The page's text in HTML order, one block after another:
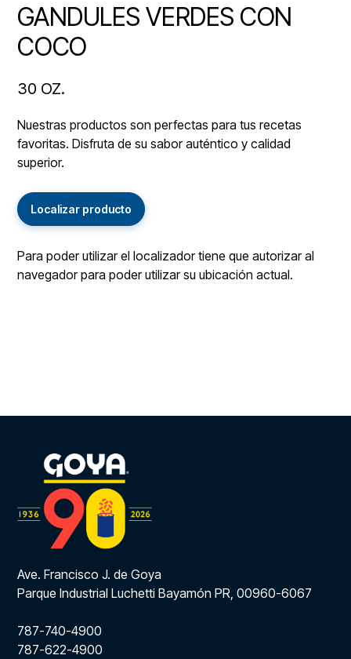
GANDULES VERDES CON
COCO
30 OZ.
Nuestras productos son perfectas para tus recetas
favoritas. Disfruta de su sabor auténtico y calidad
superior.
Localizar producto
Para poder utilizar el localizador tiene que autorizar al
navegador para poder utilizar su ubicación actual.
Ave. Francisco J. de Goya
Parque Industrial Luchetti Bayamón PR, 00960-6067
787-740-4900
787-622-4900